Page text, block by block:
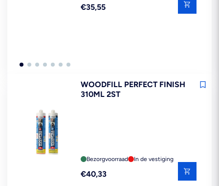
Reguliere
€35,55
WOODFILL PERFECT FINISH
310ML 2ST
Bezorgvoorraad In de vestiging
Reguliere
€40,33